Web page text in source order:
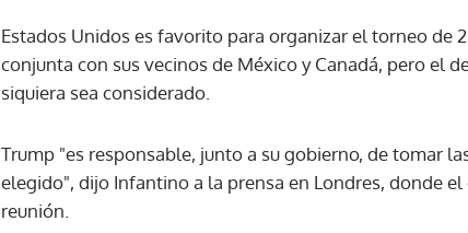
Estados Unidos es favorito para organizar el torneo de
conjunta con sus vecinos de México y Canadá, pero el
siquiera sea considerado.
Trump "es responsable, junto a su gobierno, de tomar
elegido", dijo Infantino a la prensa en Londres, donde
reunión.